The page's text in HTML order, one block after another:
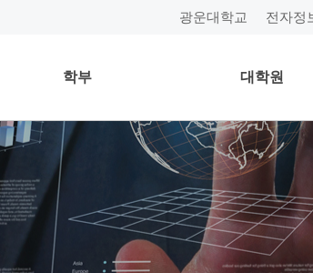
광운대학교 전자정
학부 대학원